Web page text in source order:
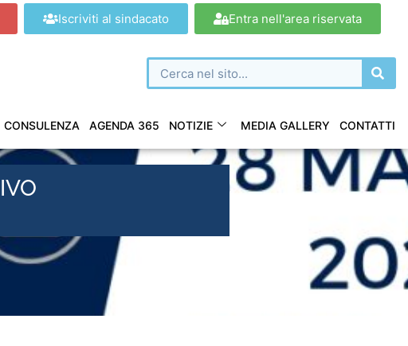
Iscriviti al sindacato Entra nell'area riservata
CONSULENZA AGENDA 365 NOTIZIE MEDIA GALLERY CONTATTI